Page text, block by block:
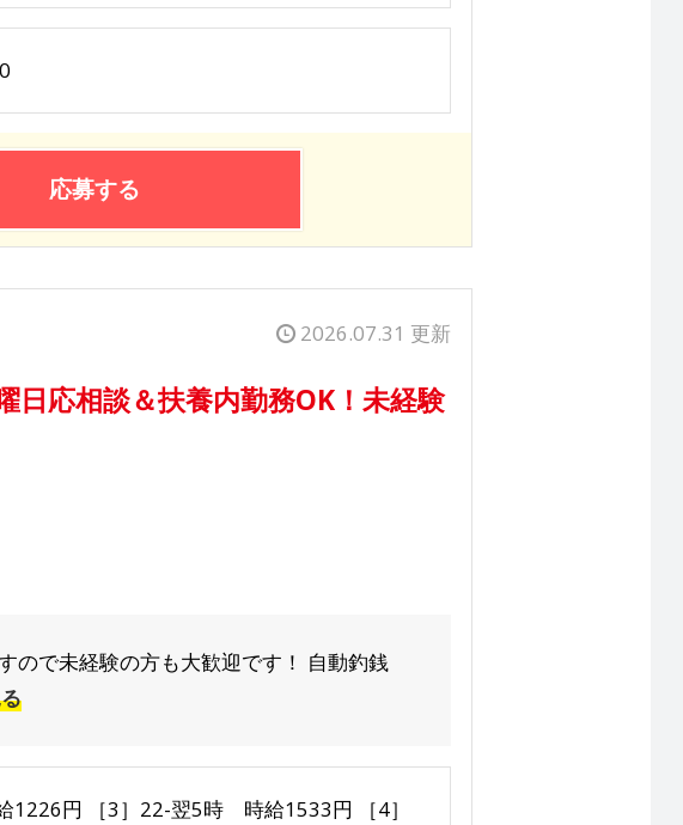
応募する
2026.07.31 更新
日応相談＆扶養内勤務OK！未経験
ので未経験の方も大歓迎です！ 自動釣銭
円 ［3］22-翌5時 時給1533円 ［4］